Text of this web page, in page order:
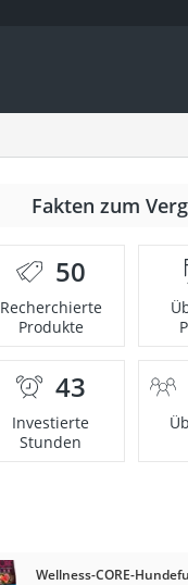
Fakten zum
50
Recherchierte
Produkte
43
Investierte
Stunden
Wellness-CORE-